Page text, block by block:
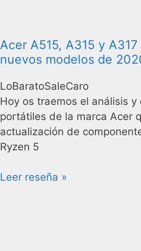
Acer A515, A315 y
nuevos modelos de
LoBaratoSaleCaro
Hoy os traemos el análisis
portátiles de la marca Acer
actualización de
Ryzen 5
Leer reseña »